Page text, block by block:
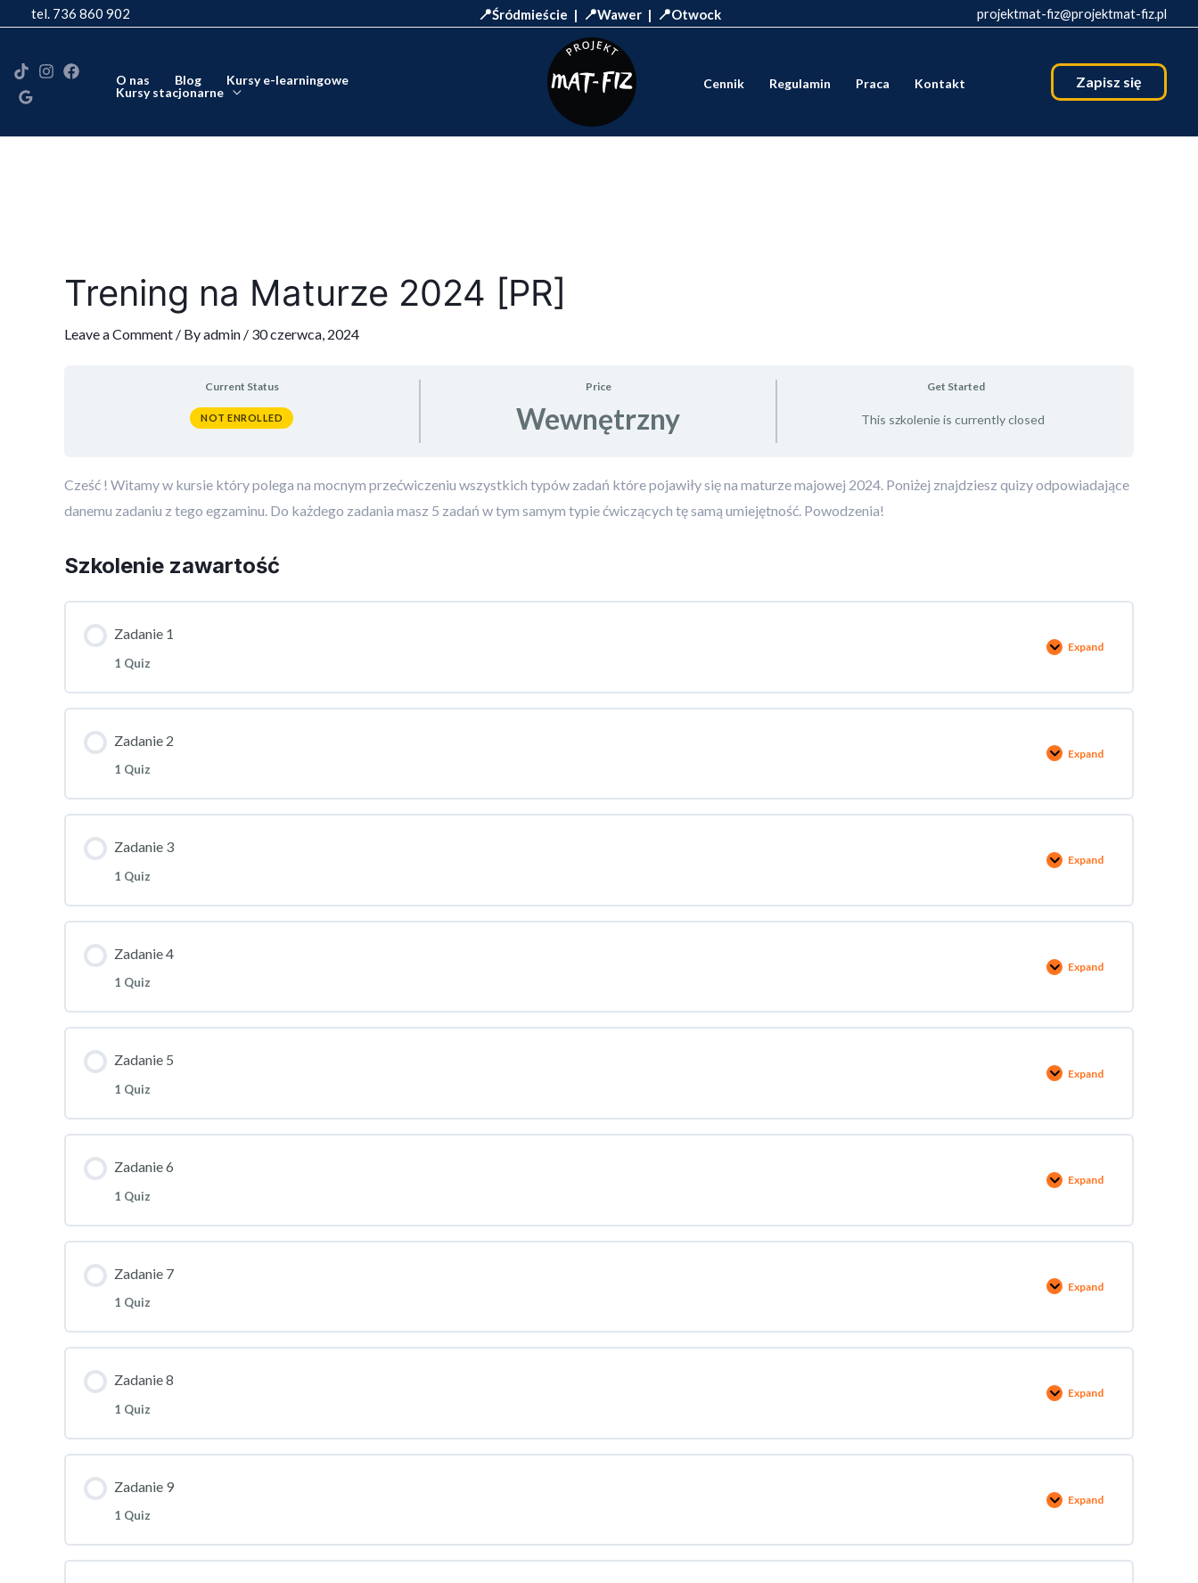
content
tel. 736 860 902 📍Śródmieście | 📍Wawer | 📍Otwock projektmat-fiz@projektmat-fiz.pl
O nas Blog
Kursy e-learningowe
Kursy stacjonarne
Cennik Regulamin Praca Kontakt Zapisz się
Trening na Maturze 2024 [PR]
Leave a Comment / Byadmin / 30 czerwca, 2024
Current Status
NOT ENROLLED
Price
Wewnętrzny
Get Started
This szkolenie is currently closed
Cześć ! Witamy w kursie który polega na mocnym przećwiczeniu wszystkich typów zadań które pojawiły się na maturze majowej 2024. Poniżej znajdziesz quizy odpowiadające
danemu zadaniu z tego egzaminu. Do każdego zadania masz 5 zadań w tym samym typie ćwiczących tę samą umiejętność. Powodzenia!
Szkolenie zawartość
Zadanie 1
1 Quiz
Expand
Zadanie 2
1 Quiz
Expand
Zadanie 3
1 Quiz
Expand
Zadanie 4
1 Quiz
Expand
Zadanie 5
1 Quiz
Expand
Zadanie 6
1 Quiz
Expand
Zadanie 7
1 Quiz
Expand
Zadanie 8
1 Quiz
Expand
Zadanie 9
1 Quiz
Expand